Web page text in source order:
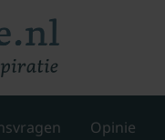
Opinie